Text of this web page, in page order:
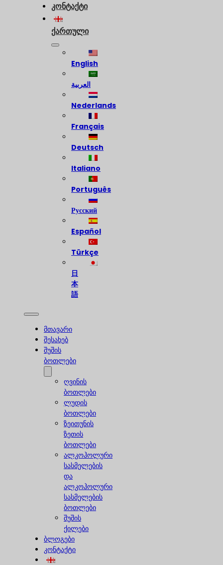
კონტაქტი
ქართული
English
العربية
Nederlands
Français
Deutsch
Italiano
Português
Русский
Español
Türkçe
日
本
語
მთავარი
შესახებ
შუშის
ბოთლები
ღვინის
ბოთლები
ლუდის
ბოთლები
ზეითუნის
ზეთის
ბოთლები
ალკოჰოლური
სასმელების
და
ალკოჰოლური
სასმელების
ბოთლები
შუშის
ქილები
ბლოგები
კონტაქტი